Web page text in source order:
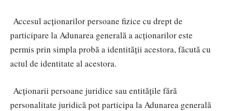
Accesul acționarilor persoane fizice cu drept de
participare la Adunarea generală a acționarilor este
permis prin simpla probă a identității acestora, făcută cu
actul de identitate al acestora.
Acționarii persoane juridice sau entitățile fără
personalitate juridică pot participa la Adunarea generală